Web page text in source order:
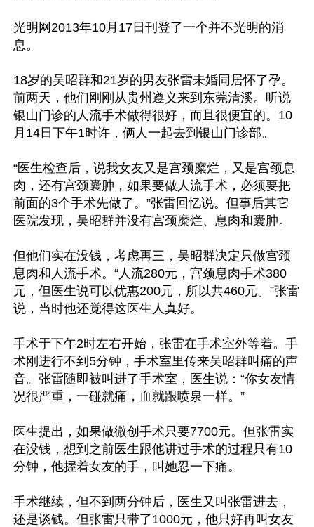
光明网2013年10月17日刊登了一个并不光明的消
息。
18岁的吴昭群和21岁的男友张雷未婚同居怀了孕。
前两天，他们刚刚从贵州遵义来到东莞清溪。听说
银山门诊的人流手术做得很好，而且很便宜的。10
月14日下午1时许，俩人一起去到银山门诊部。
“医生检查后，说我女友又是宫颈糜烂，又是宫颈息
肉，还有宫颈囊肿，如果要做人流手术，必须要把
前面的3个手术先做了。”张雷回忆说。但事后其它
医院发现，吴昭群并没有宫颈糜烂、息肉和囊肿。
但他们实在没钱，考虑再三，吴昭群决定只做宫颈
息肉和人流手术。“人流280元，宫颈息肉手术380
元，但医生说可以优惠200元，所以共460元。”张雷
说，当时他还觉得这医生人真好。
手术于下午2时左右开始，张雷在手术室外等着。手
术刚进行不到5分钟，手术室里传来吴昭群叫痛的声
音。张雷随即被叫进了手术室，医生说：“你女友情
况很严重，一碰就痛，血就跟喷泉一样。”
医生提出，如果做微创手术只要7700元。但张雷实
在没钱，想到之前医生跟他讲过手术的过程只有10
分钟，他握着女友的手，叫她忍一下痛。
手术继续，但不到两分钟后，医生又叫张雷进去，
还是谈钱。但张雷只带了1000元，他只好再叫女友